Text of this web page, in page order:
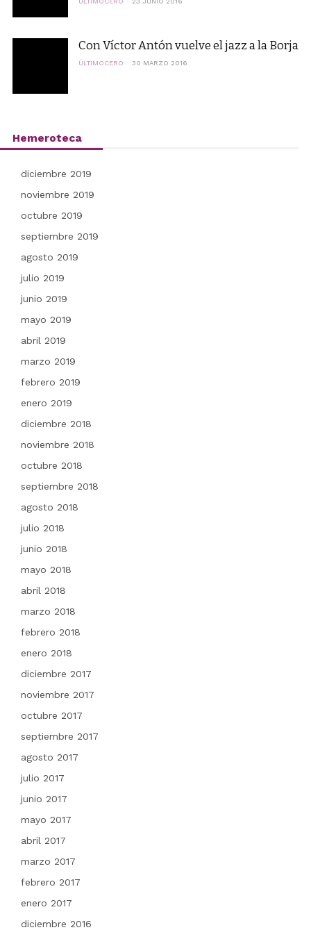
Con Víctor Antón vuelve el jazz a la Borja
ÚLTIMOCERO 30 MARZO 2016
Hemeroteca
diciembre 2019
noviembre 2019
octubre 2019
septiembre 2019
agosto 2019
julio 2019
junio 2019
mayo 2019
abril 2019
marzo 2019
febrero 2019
enero 2019
diciembre 2018
noviembre 2018
octubre 2018
septiembre 2018
agosto 2018
julio 2018
junio 2018
mayo 2018
abril 2018
marzo 2018
febrero 2018
enero 2018
diciembre 2017
noviembre 2017
octubre 2017
septiembre 2017
agosto 2017
julio 2017
junio 2017
mayo 2017
abril 2017
marzo 2017
febrero 2017
enero 2017
diciembre 2016